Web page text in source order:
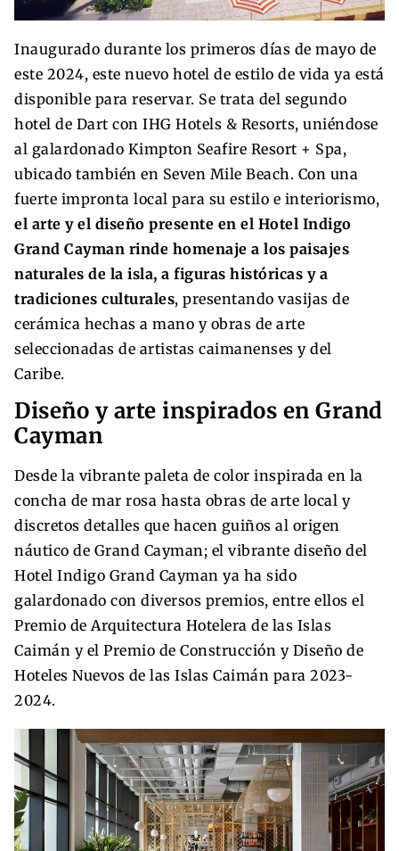
Inaugurado durante los primeros días de mayo de
este 2024, este nuevo hotel de estilo de vida ya está
disponible para reservar. Se trata del segundo
hotel de Dart con IHG Hotels & Resorts, uniéndose
al galardonado Kimpton Seafire Resort + Spa,
ubicado también en Seven Mile Beach. Con una
fuerte impronta local para su estilo e interiorismo,
el arte y el diseño presente en el Hotel Indigo
Grand Cayman rinde homenaje a los paisajes
naturales de la isla, a figuras históricas y a
tradiciones culturales, presentando vasijas de
cerámica hechas a mano y obras de arte
seleccionadas de artistas caimanenses y del
Caribe.
Diseño y arte inspirados en Grand
Cayman
Desde la vibrante paleta de color inspirada en la
concha de mar rosa hasta obras de arte local y
discretos detalles que hacen guiños al origen
náutico de Grand Cayman; el vibrante diseño del
Hotel Indigo Grand Cayman ya ha sido
galardonado con diversos premios, entre ellos el
Premio de Arquitectura Hotelera de las Islas
Caimán y el Premio de Construcción y Diseño de
Hoteles Nuevos de las Islas Caimán para 2023-
2024.